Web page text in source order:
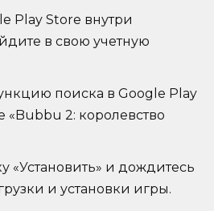
Play Store внутри
в свою учетную
поиска в Google Play
«Bubbu 2: королевство
«Установить» и дождитесь
и установки игры.